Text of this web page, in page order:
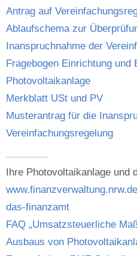
Antrag auf
Ablaufschema zur
Inanspruchnahme der
Fragebogen Einrichtung und
Photovoltaikanlage
Merkblatt USt und PV
Musterantrag für die
Vereinfachungsregelung
Ihre Photovoltaikanlage und
das-finanzamt
FAQ „Umsatzsteuerliche
Ausbaus von